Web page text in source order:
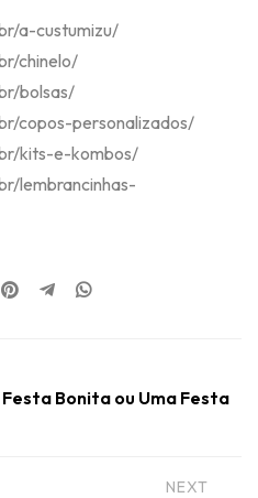
a-custumizu/
chinelo/
bolsas/
copos-personalizados/
kits-e-kombos/
lembrancinhas-
Festa Bonita ou Uma Festa
NEXT